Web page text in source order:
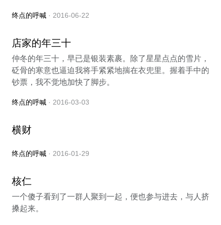
终点的呼喊 · 2016-06-22
店家的年三十
仲冬的年三十，早已是银装素裹。除了星星点点的雪片，
砭骨的寒意也逼迫我将手紧紧地揣在衣兜里。握着手中的
钞票，我不觉地加快了脚步。
终点的呼喊 · 2016-03-03
横财
终点的呼喊 · 2016-01-29
核仁
一个傻子看到了一群人聚到一起，便也参与进去，与人挤
搡起来。